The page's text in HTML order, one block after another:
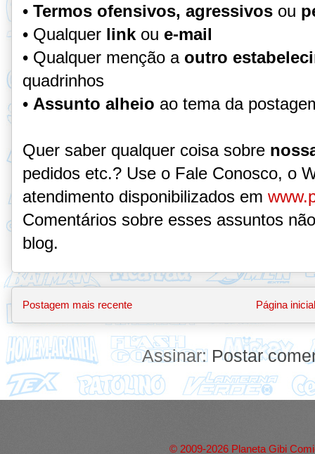
• Termos ofensivos, agressivos ou
• Qualquer link ou e-mail
• Qualquer menção a outro
quadrinhos
• Assunto alheio ao tema da
Quer saber qualquer coisa sobre
pedidos etc.? Use o Fale Conosco, o
atendimento disponibilizados em
Comentários sobre esses assuntos
blog.
Postagem mais recente Página inicial
Assinar: Postar
© 2009-2026 Planeta Gibi